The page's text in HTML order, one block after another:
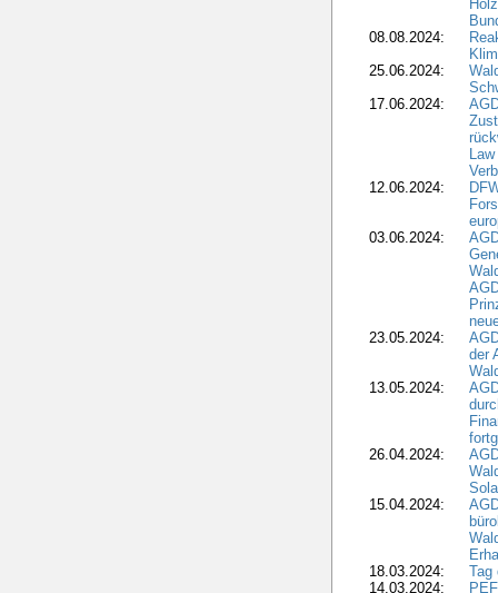
08.08.2024:
25.06.2024:
17.06.2024:
12.06.2024:
03.06.2024:
23.05.2024:
der
13.05.2024:
26.04.2024:
15.04.2024:
18.03.2024:
Tag
14.03.2024: